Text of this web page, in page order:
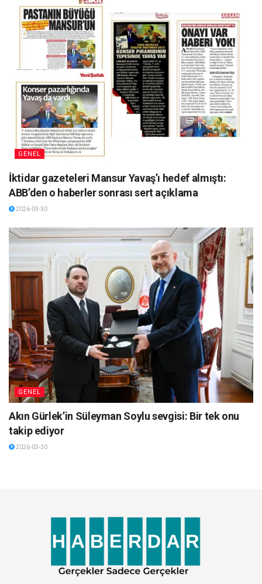
GENEL
İktidar gazeteleri Mansur Yavaş’ı hedef almıştı:
ABB’den o haberler sonrası sert açıklama
2026-03-30
GENEL
Akın Gürlek’in Süleyman Soylu sevgisi: Bir tek onu
takip ediyor
2026-03-30